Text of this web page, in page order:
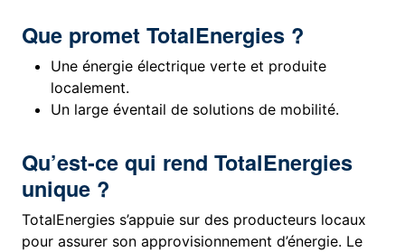
Que promet TotalEnergies ?
Une énergie électrique verte et produite
localement.
Un large éventail de solutions de mobilité.
Qu’est-ce qui rend TotalEnergies
unique ?
TotalEnergies s’appuie sur des producteurs locaux
pour assurer son approvisionnement d’énergie. Le